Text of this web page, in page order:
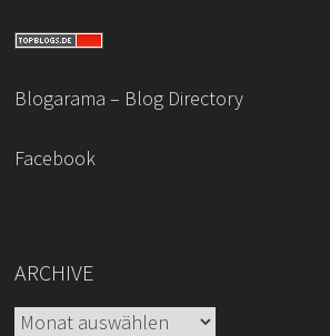
Blogarama – Blog Directory
Facebook
ARCHIVE
Archive